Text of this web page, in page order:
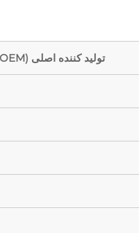
تولید کننده اصلی (OEM) & طراحی و تولید سفارشی (ODM)